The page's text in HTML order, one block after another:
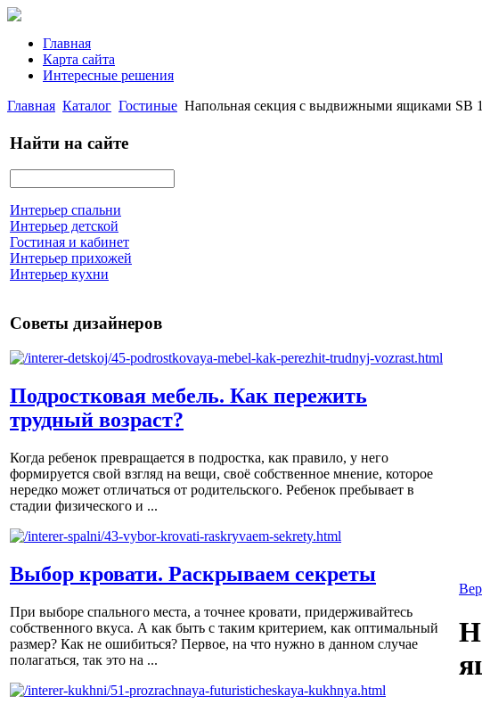
Главная
Карта сайта
Интересные решения
Главная Каталог Гостиные Напольная секция с выдвижными ящиками SB
Найти на сайте
Интерьер спальни
Интерьер детской
Гостиная и кабинет
Интерьер прихожей
Интерьер кухни
Советы дизайнеров
Подростковая мебель. Как пережить
трудный возраст?
Когда ребенок превращается в подростка, как правило, у него
формируется свой взгляд на вещи, своё собственное мнение, которое
нередко может отличаться от родительского. Ребенок пребывает в
стадии физического и ...
Выбор кровати. Раскрываем секреты
При выборе спального места, а точнее кровати, придерживайтесь
собственного вкуса. А как быть с таким критерием, как оптимальный
размер? Как не ошибиться? Первое, на что нужно в данном случае
полагаться, так это на ...